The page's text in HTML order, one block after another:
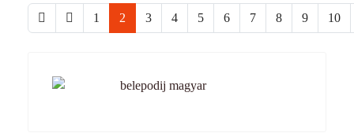
1 2 3 4 5 6 7 8 9 10